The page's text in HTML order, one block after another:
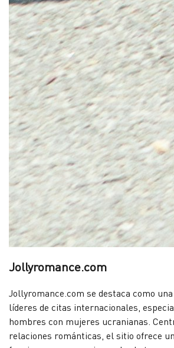
Jollyromance.com
Jollyromance.com se destaca como
líderes de citas internacionales,
hombres con mujeres ucranianas.
relaciones románticas, el sitio ofrece